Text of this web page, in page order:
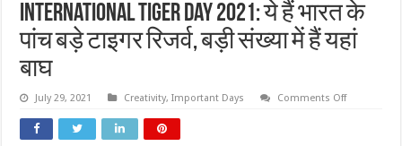
International Tiger Day 2021: ये हैं भारत के
पांच बड़े टाइगर रिजर्व, बड़ी संख्या में हैं यहां
बाघ
July 29, 2021 Creativity,Important Days Comments Offon